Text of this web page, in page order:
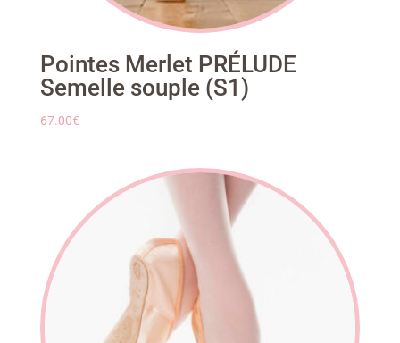
Pointes Merlet PRÉLUDE
Semelle souple (S1)
67.00€